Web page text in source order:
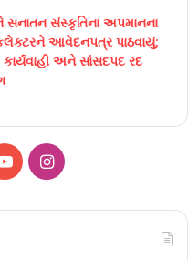
સંસ્કૃતિના અપમાનના
કલેક્ટરને આવેદનપત્ર પાઠવાયું;
કાર્યવાહી અને સાંસદપદ રદ
YouTubeInstagram